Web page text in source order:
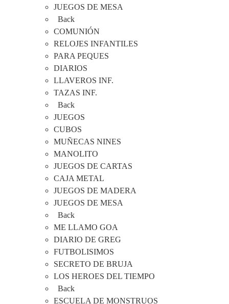
JUEGOS DE MESA
Back
COMUNIÓN
RELOJES INFANTILES
PARA PEQUES
DIARIOS
LLAVEROS INF.
TAZAS INF.
Back
JUEGOS
CUBOS
MUÑECAS NINES
MANOLITO
JUEGOS DE CARTAS
CAJA METAL
JUEGOS DE MADERA
JUEGOS DE MESA
Back
ME LLAMO GOA
DIARIO DE GREG
FUTBOLISIMOS
SECRETO DE BRUJA
LOS HEROES DEL TIEMPO
Back
ESCUELA DE MONSTRUOS